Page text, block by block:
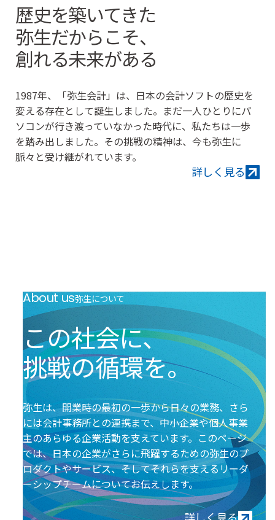
歴史を築いてきた
弥生だからこそ、
創れる未来がある
1987年、「弥生会計」は、日本の会計ソフトの歴史を
変える存在として誕生しました。まだ一人ひとりにパ
ソコンが行き渡っていなかった時代に、私たちは一歩
を踏み出しました。その挑戦の精神は、今も弥生に
脈々と受け継がれています。
詳しく見る
About us弥生について
この社会に、
挑戦の循環を。
弥生は、開業時の最初の一歩から日々の業務、さら
には会計事務所との連携まで、中小企業や個人事業
主のあらゆる企業活動を支えています。このページ
では、日本の企業がさらに飛躍するための弥生のプ
ロダクトやサービス、そしてそれらを支えるリーダ
ーシップチームについてお伝えします。